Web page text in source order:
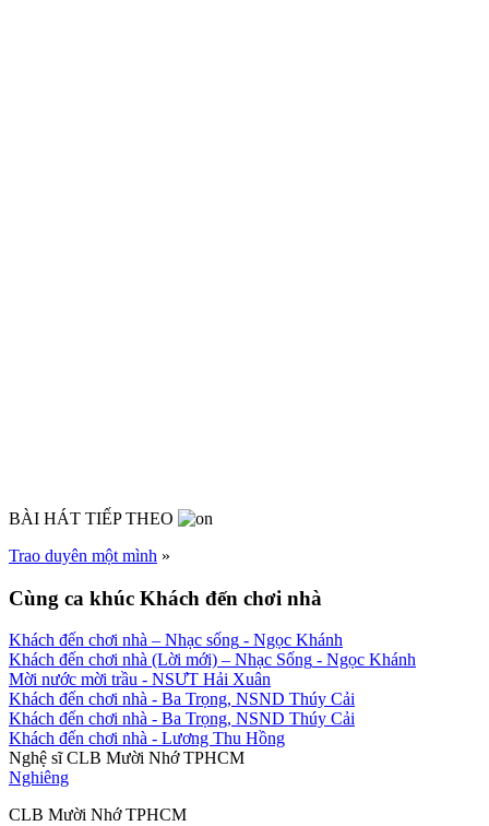
BÀI HÁT TIẾP THEO
Trao duyên một mình »
Cùng ca khúc Khách đến chơi nhà
Khách đến chơi nhà – Nhạc sống - Ngọc Khánh
Khách đến chơi nhà (Lời mới) – Nhạc Sống - Ngọc Khánh
Mời nước mời trầu - NSƯT Hải Xuân
Khách đến chơi nhà - Ba Trọng, NSND Thúy Cải
Khách đến chơi nhà - Ba Trọng, NSND Thúy Cải
Khách đến chơi nhà - Lương Thu Hồng
Nghệ sĩ CLB Mười Nhớ TPHCM
Nghiêng
CLB Mười Nhớ TPHCM